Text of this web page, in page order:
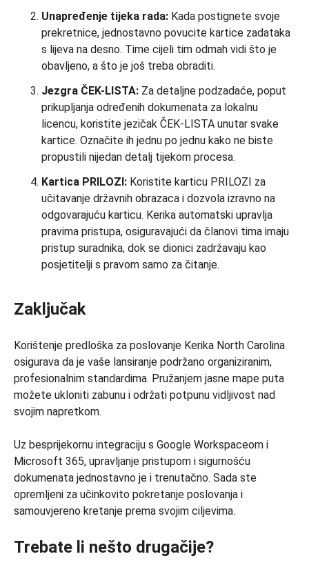
Unapređenje tijeka rada: Kada postignete svoje
prekretnice, jednostavno povucite kartice zadataka
s lijeva na desno. Time cijeli tim odmah vidi što je
obavljeno, a što je još treba obraditi.
Jezgra ČEK-LISTA: Za detaljne podzadaće, poput
prikupljanja određenih dokumenata za lokalnu
licencu, koristite jezičak ČEK-LISTA unutar svake
kartice. Označite ih jednu po jednu kako ne biste
propustili nijedan detalj tijekom procesa.
Kartica PRILOZI: Koristite karticu PRILOZI za
učitavanje državnih obrazaca i dozvola izravno na
odgovarajuću karticu. Kerika automatski upravlja
pravima pristupa, osiguravajući da članovi tima imaju
pristup suradnika, dok se dionici zadržavaju kao
posjetitelji s pravom samo za čitanje.
Zaključak
Korištenje predloška za poslovanje Kerika North Carolina
osigurava da je vaše lansiranje podržano organiziranim,
profesionalnim standardima. Pružanjem jasne mape puta
možete ukloniti zabunu i održati potpunu vidljivost nad
svojim napretkom.
Uz besprijekornu integraciju s Google Workspaceom i
Microsoft 365, upravljanje pristupom i sigurnošću
dokumenata jednostavno je i trenutačno. Sada ste
opremljeni za učinkovito pokretanje poslovanja i
samouvjereno kretanje prema svojim ciljevima.
Trebate li nešto drugačije?